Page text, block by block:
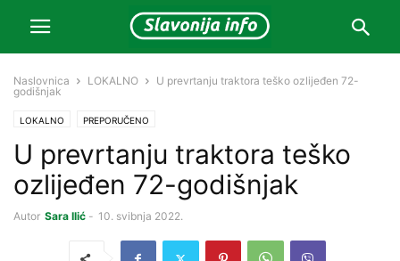
Naslovnica LOKALNO
U prevrtanju traktora teško ozlijeđen 72-
godišnjak
LOKALNO PREPORUČENO
U prevrtanju traktora teško
ozlijeđen 72-godišnjak
Autor Sara Ilić - 10. svibnja 2022.